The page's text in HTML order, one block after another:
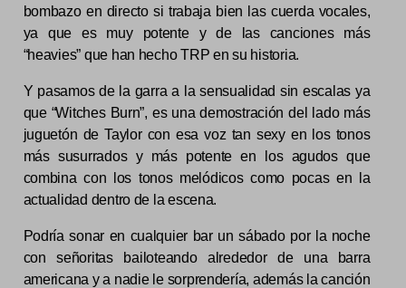
bombazo en directo si trabaja bien las cuerda vocales,
ya que es muy potente y de las canciones más
“heavies” que han hecho TRP en su historia.
Y pasamos de la garra a la sensualidad sin escalas ya
que “Witches Burn”, es una demostración del lado más
juguetón de Taylor con esa voz tan sexy en los tonos
más susurrados y más potente en los agudos que
combina con los tonos melódicos como pocas en la
actualidad dentro de la escena.
Podría sonar en cualquier bar un sábado por la noche
con señoritas bailoteando alrededor de una barra
americana y a nadie le sorprendería, además la canción